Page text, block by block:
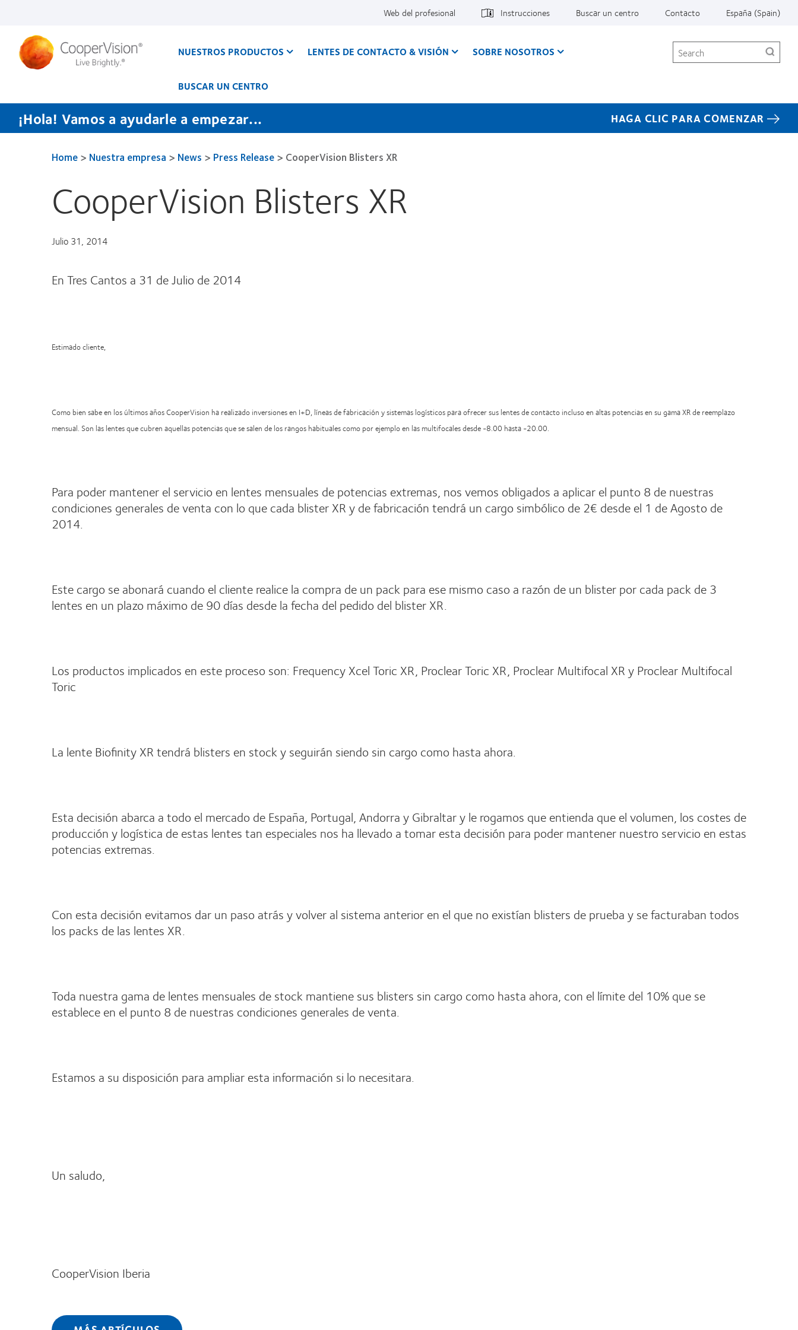
principal
Web del profesional Instrucciones Buscar un centro Contacto España (Spain)
NUESTROS PRODUCTOS LENTES DE CONTACTO & VISIÓN SOBRE NOSOTROS
BUSCAR UN CENTRO
Search
¡Hola! Vamos a ayudarle a empezar... HAGA CLIC PARA COMENZAR
Home> Nuestra empresa > News > Press Release> CooperVision Blisters XR
CooperVision Blisters XR
Julio 31, 2014
En Tres Cantos a 31 de Julio de 2014
Estimado cliente,
Como bien sabe en los últimos años CooperVision ha realizado inversiones en I+D, líneas de fabricación y sistemas logísticos para ofrecer sus lentes de contacto incluso en altas potencias en su gama XR de reemplazo
mensual. Son las lentes que cubren aquellas potencias que se salen de los rangos habituales como por ejemplo en las multifocales desde -8.00 hasta -20.00.
Para poder mantener el servicio en lentes mensuales de potencias extremas, nos vemos obligados a aplicar el punto 8 de nuestras
condiciones generales de venta con lo que cada blister XR y de fabricación tendrá un cargo simbólico de 2€ desde el 1 de Agosto de
2014.
Este cargo se abonará cuando el cliente realice la compra de un pack para ese mismo caso a razón de un blister por cada pack de 3
lentes en un plazo máximo de 90 días desde la fecha del pedido del blister XR.
Los productos implicados en este proceso son: Frequency Xcel Toric XR, Proclear Toric XR, Proclear Multifocal XR y Proclear Multifocal
Toric
La lente Biofinity XR tendrá blisters en stock y seguirán siendo sin cargo como hasta ahora.
Esta decisión abarca a todo el mercado de España, Portugal, Andorra y Gibraltar y le rogamos que entienda que el volumen, los costes de
producción y logística de estas lentes tan especiales nos ha llevado a tomar esta decisión para poder mantener nuestro servicio en estas
potencias extremas.
Con esta decisión evitamos dar un paso atrás y volver al sistema anterior en el que no existían blisters de prueba y se facturaban todos
los packs de las lentes XR.
Toda nuestra gama de lentes mensuales de stock mantiene sus blisters sin cargo como hasta ahora, con el límite del 10% que se
establece en el punto 8 de nuestras condiciones generales de venta.
Estamos a su disposición para ampliar esta información si lo necesitara.
Un saludo,
CooperVision Iberia